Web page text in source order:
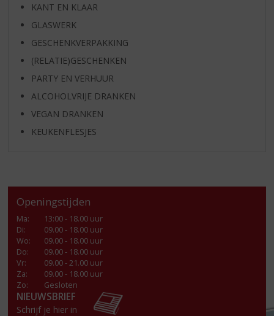
KANT EN KLAAR
GLASWERK
GESCHENKVERPAKKING
(RELATIE)GESCHENKEN
PARTY EN VERHUUR
ALCOHOLVRIJE DRANKEN
VEGAN DRANKEN
KEUKENFLESJES
Openingstijden
Ma:
13:00 - 18.00 uur
Di:
09.00 - 18.00 uur
Wo:
09.00 - 18.00 uur
Do:
09.00 - 18.00 uur
Vr:
09.00 - 21.00 uur
Za:
09.00 - 18.00 uur
Zo:
Gesloten
NIEUWSBRIEF
Schrijf je hier in